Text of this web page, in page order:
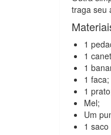
traga seu
1
1
1
1 faca;
1
Mel;
Um
1